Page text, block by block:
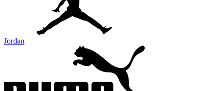
Jordan